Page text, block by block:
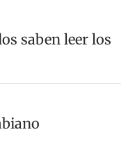
saben leer los